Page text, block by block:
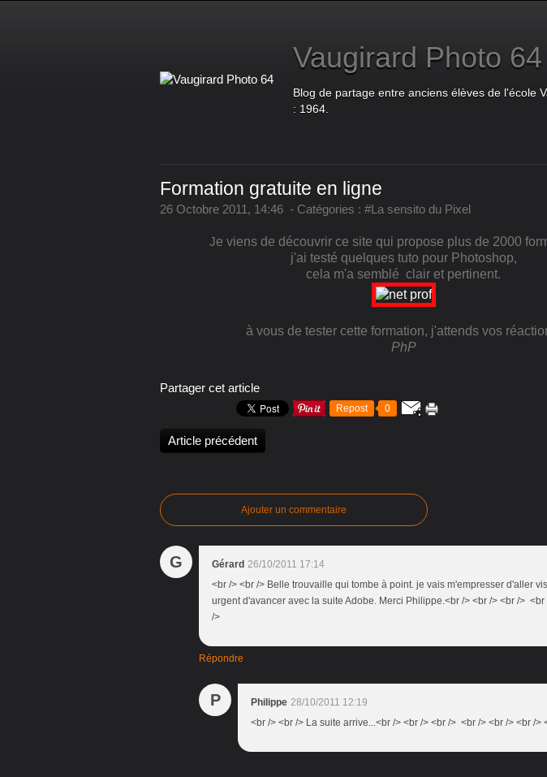
Vaugirard Photo 64
Blog de partage entre anciens élèves de l'école
: 1964.
Formation gratuite en ligne
26 Octobre 2011, 14:46 - Catégories : #La sensito du Pixel
Je viens de découvrir ce site qui propose plus de 2000
j'ai testé quelques tuto pour Photoshop,
cela m'a semblé clair et pertinent.
à vous de tester cette formation, j'attends vos
PhP
Partager cet article
Repost 0
Article précédent
Ajouter un commentaire
G Gérard 26/10/2011 17:14
<br /> <br /> Belle trouvaille qui tombe à point. je vais m'empresser d'aller
urgent d'avancer avec la suite Adobe. Merci Philippe.<br /> <br /> <br /> <br
/>
Répondre
P Philippe 28/10/2011 12:19
<br /> <br /> La suite arrive...<br /> <br /> <br /> <br /> <br /> <br />